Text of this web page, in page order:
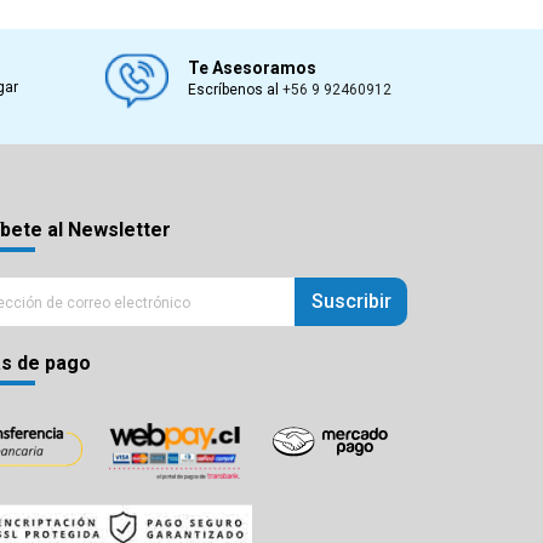
Te Asesoramos
Escríbenos al+56 9 92460912
al Newsletter
Suscribir
de pago